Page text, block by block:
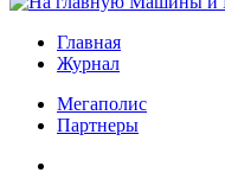
Главная
Журнал
Мегаполис
Партнеры